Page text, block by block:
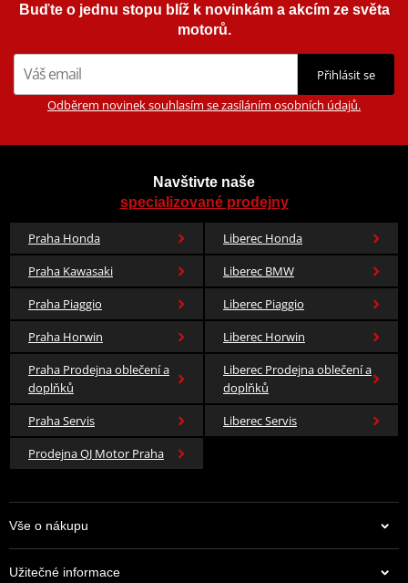
Buďte o jednu stopu blíž k novinkám a akcím ze světa
motorů.
Přihlásit se
Odběrem novinek souhlasím se zasíláním osobních údajů.
Navštivte naše
specializované prodejny
Praha Honda
Liberec Honda
Praha Kawasaki
Liberec BMW
Praha Piaggio
Liberec Piaggio
Praha Horwin
Liberec Horwin
Praha Prodejna oblečení a
doplňků
Liberec Prodejna oblečení a
doplňků
Praha Servis
Liberec Servis
Prodejna QJ Motor Praha
Vše o nákupu
Užitečné informace